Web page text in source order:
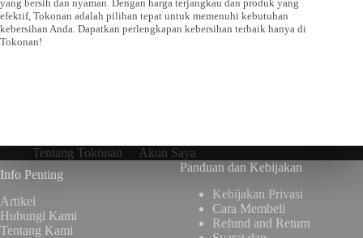
yang bersih dan nyaman. Dengan harga terjangkau dan produk yang
efektif, Tokonan adalah pilihan tepat untuk memenuhi kebutuhan
kebersihan Anda. Dapatkan perlengkapan kebersihan terbaik hanya di
Tokonan!
Tentang Tokonan
Akun Saya
Info Penting
Artikel
Hubungi Kami
Tentang Kami
Panduan dan Kebijakan
Kebijakan Privasi
Cara Membeli
Refund and Return